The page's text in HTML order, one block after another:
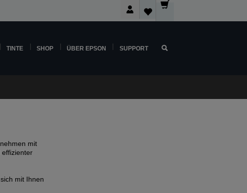
TINTE SHOP ÜBER EPSON SUPPORT
mit
effizienter
mit Ihnen